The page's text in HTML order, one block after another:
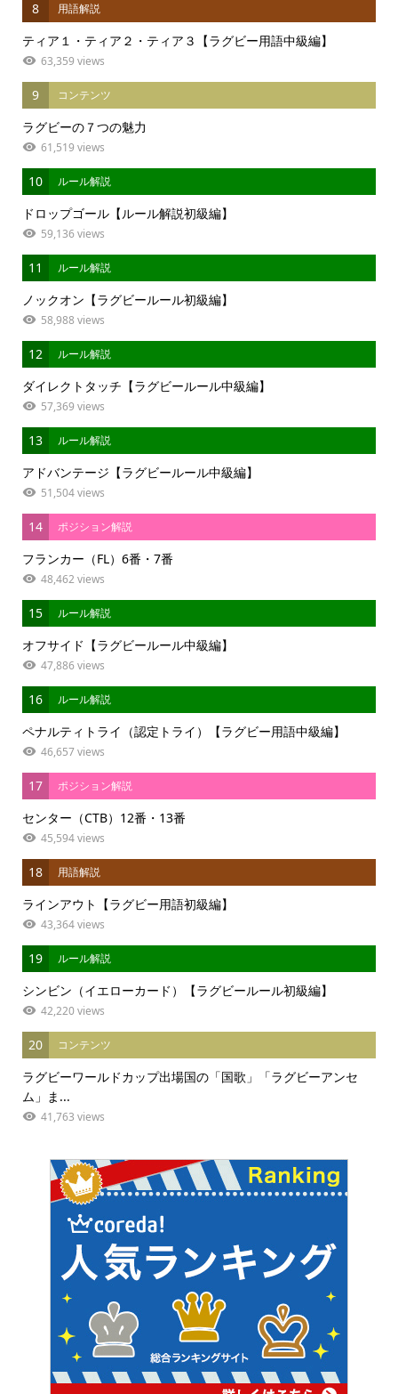
8 用語解説
ティア１・ティア２・ティア３【ラグビー用語中級編】
63,359 views
9 コンテンツ
ラグビーの７つの魅力
61,519 views
10 ルール解説
ドロップゴール【ルール解説初級編】
59,136 views
11 ルール解説
ノックオン【ラグビールール初級編】
58,988 views
12 ルール解説
ダイレクトタッチ【ラグビールール中級編】
57,369 views
13 ルール解説
アドバンテージ【ラグビールール中級編】
51,504 views
14 ポジション解説
フランカー（FL）6番・7番
48,462 views
15 ルール解説
オフサイド【ラグビールール中級編】
47,886 views
16 ルール解説
ペナルティトライ（認定トライ）【ラグビー用語中級編】
46,657 views
17 ポジション解説
センター（CTB）12番・13番
45,594 views
18 用語解説
ラインアウト【ラグビー用語初級編】
43,364 views
19 ルール解説
シンビン（イエローカード）【ラグビールール初級編】
42,220 views
20 コンテンツ
ラグビーワールドカップ出場国の「国歌」「ラグビーアンセ
ム」ま...
41,763 views